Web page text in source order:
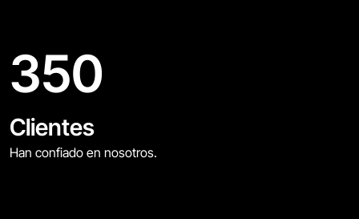
350
Clientes
Han confiado en nosotros.